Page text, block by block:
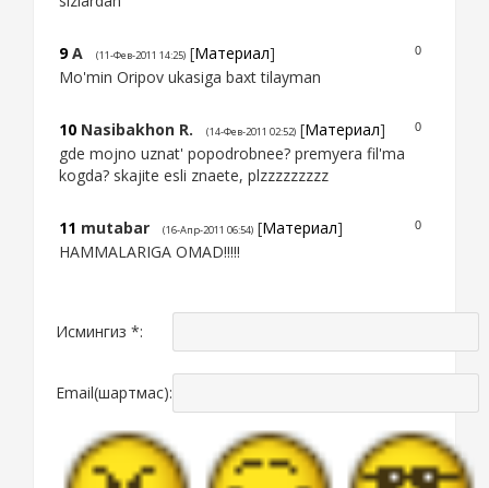
0
9 A (11-Фев-2011 14:25) [Материал]
Mo'min Oripov ukasiga baxt tilayman
0
10 Nasibakhon R. (14-Фев-2011 02:52) [Материал]
gde mojno uznat' popodrobnee? premyera fil'ma
kogda? skajite esli znaete, plzzzzzzzzz
0
11 mutabar (16-Апр-2011 06:54) [Материал]
HAMMALARIGA OMAD!!!!!
Исмингиз *:
Email(шартмас):